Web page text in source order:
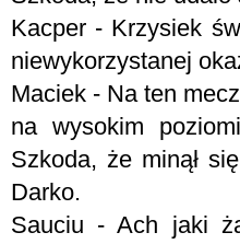
Kacper - Krzysiek
niewykorzystanej
Maciek - Na ten
na wysokim
Szkoda, że minął
Darko.
Sauciu - Ach jaki